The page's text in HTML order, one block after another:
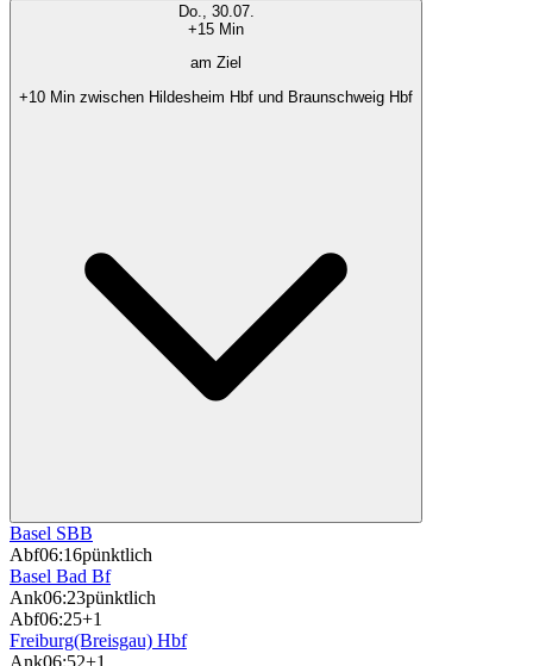
Do., 30.07.
+15 Min
am Ziel
+10 Min zwischen Hildesheim Hbf und Braunschweig Hbf
Basel SBB
Abf06:16pünktlich
Basel Bad Bf
Ank06:23pünktlich
Abf06:25+1
Freiburg(Breisgau) Hbf